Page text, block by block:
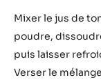
à
la
et
Mixer le jus de
poudre,
puis laisser
Verser le